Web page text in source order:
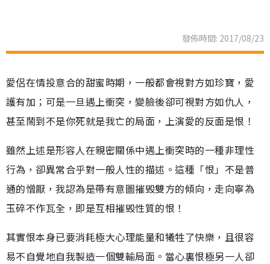
發佈時間: 2017/08/23
愛侶在情投意合的甜蜜時期，一般都會視對方如珍寶，愛
護有加；可是一旦遇上衝突，變臉後卻可視對方如仇人，
甚至鬧到不是你死就是我亡的局面，上演愛的反面是恨！
雖然上述是形容人在親密關係中遇上衝突時的一種非理性
行為，卻異常合乎對一般人性的描述。這種「恨」不是普
通的憎厭，我認為是帶有意圖摧毁雙方的傾向，走向寧為
玉碎不作瓦全，即是互相摧毁性質的恨！
其實恨本身已要消耗極大心理能量和犧牲了快樂，且很容
易不自覺地自我製造一個雙輸局面。當心裏恨極另一人卻